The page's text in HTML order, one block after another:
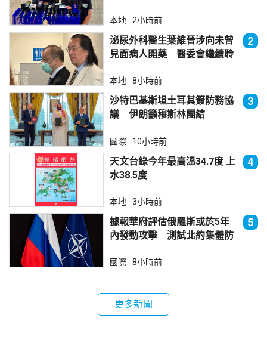
本地 2小時前
泌尿外科醫生葉維晉涉向未曾
見面病人開藥 醫委會繼續聆
2
本地 8小時前
沙特巴基斯坦土耳其簽防務協
議 伊朗籲穆斯林團結
3
國際 10小時前
天文台錄今年最高溫34.7度 上
水38.5度
4
本地 3小時前
據報華府評估俄羅斯或於5年
內發動攻擊 測試北約集體防
5
國際 8小時前
更多新聞